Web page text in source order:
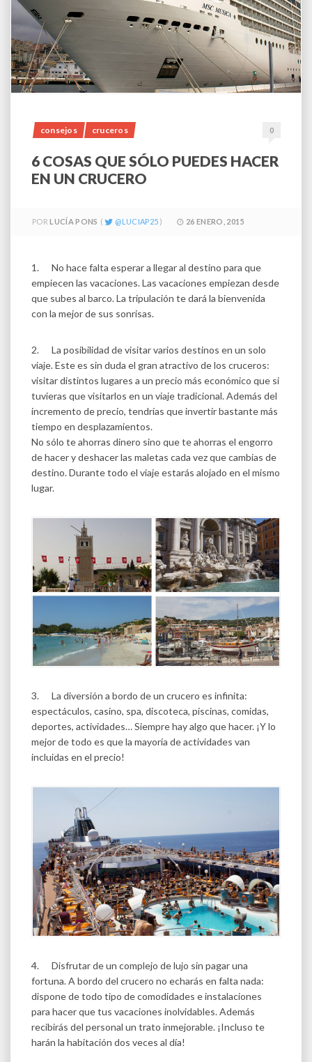
consejos cruceros 0
6 COSAS QUE SÓLO PUEDES HACER
EN UN CRUCERO
PORLUCÍA PONS LUCIAP25 26 ENERO, 2015
1. No hace falta esperar a llegar al destino para que
empiecen las vacaciones. Las vacaciones empiezan desde
que subes al barco. La tripulación te dará la bienvenida
con la mejor de sus sonrisas.
2. La posibilidad de visitar varios destinos en un solo
viaje. Este es sin duda el gran atractivo de los cruceros:
visitar distintos lugares a un precio más económico que si
tuvieras que visitarlos en un viaje tradicional. Además del
incremento de precio, tendrías que invertir bastante más
tiempo en desplazamientos.
No sólo te ahorras dinero sino que te ahorras el engorro
de hacer y deshacer las maletas cada vez que cambias de
destino. Durante todo el viaje estarás alojado en el mismo
lugar.
3. La diversión a bordo de un crucero es infinita:
espectáculos, casino, spa, discoteca, piscinas, comidas,
deportes, actividades… Siempre hay algo que hacer. ¡Y lo
mejor de todo es que la mayoría de actividades van
incluidas en el precio!
4. Disfrutar de un complejo de lujo sin pagar una
fortuna. A bordo del crucero no echarás en falta nada:
dispone de todo tipo de comodidades e instalaciones
para hacer que tus vacaciones inolvidables. Además
recibirás del personal un trato inmejorable. ¡Incluso te
harán la habitación dos veces al día!